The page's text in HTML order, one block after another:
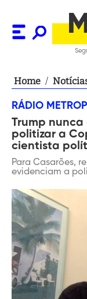
Home /
RÁDIO
Trump
politizar a
cientista
Para Casarões,
evidenciam a